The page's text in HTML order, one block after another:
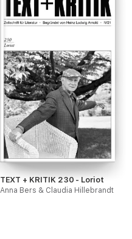
TEXT + KRITIK 230 - Loriot
Anna Bers & Claudia Hillebrandt